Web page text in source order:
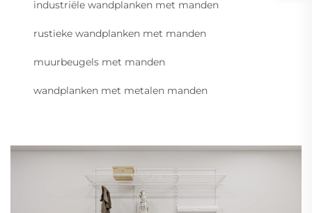
industriële wandplanken met manden
rustieke wandplanken met manden
muurbeugels met manden
wandplanken met metalen manden